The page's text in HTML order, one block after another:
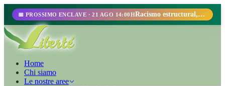
📅 PROSSIMO ENCLAVE · 21 AGO 14:00H Racismo estructural, perfilamiento racial y abolicionismo carcelario.
Home
Chi siamo
Le nostre aree